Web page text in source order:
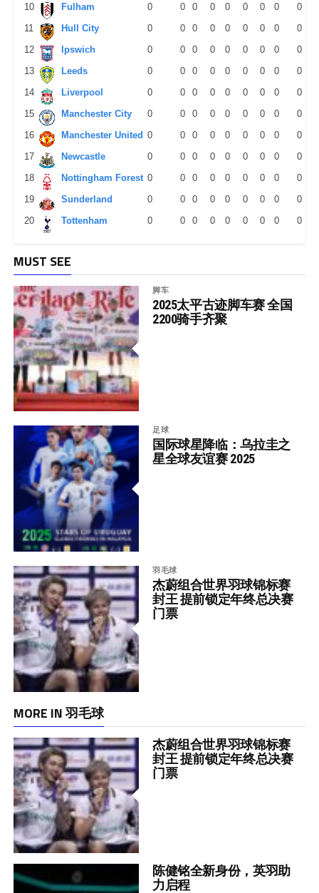
10
Fulham 0 0 0 0 0 0 0 0
0
11
Hull City 0 0 0 0 0 0 0 0
0
12
Ipswich 0 0 0 0 0 0 0 0
0
13
Leeds 0 0 0 0 0 0 0 0
0
14
Liverpool 0 0 0 0 0 0 0 0
0
15
Manchester City 0 0 0 0 0 0 0 0
0
16
Manchester United 0 0 0 0 0 0 0 0
0
17
Newcastle 0 0 0 0 0 0 0 0
0
18
Nottingham Forest 0 0 0 0 0 0 0 0
0
19
Sunderland 0 0 0 0 0 0 0 0
0
20
Tottenham 0 0 0 0 0 0 0 0 0
MUST SEE
脚车
2025太平古迹脚车赛 全国
2200骑手齐聚
足球
国际球星降临：乌拉圭之
星全球友谊赛 2025
羽毛球
杰蔚组合世界羽球锦标赛
封王 提前锁定年终总决赛
门票
MORE IN 羽毛球
杰蔚组合世界羽球锦标赛
封王 提前锁定年终总决赛
门票
陈健铭全新身份，英羽助
力启程